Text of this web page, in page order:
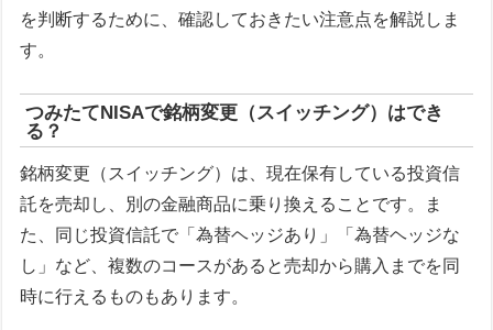
を判断するために、確認しておきたい注意点を解説しま
す。
つみたてNISAで銘柄変更（スイッチング）はでき
る？
銘柄変更（スイッチング）は、現在保有している投資信
託を売却し、別の金融商品に乗り換えることです。ま
た、同じ投資信託で「為替ヘッジあり」「為替ヘッジな
し」など、複数のコースがあると売却から購入までを同
時に行えるものもあります。